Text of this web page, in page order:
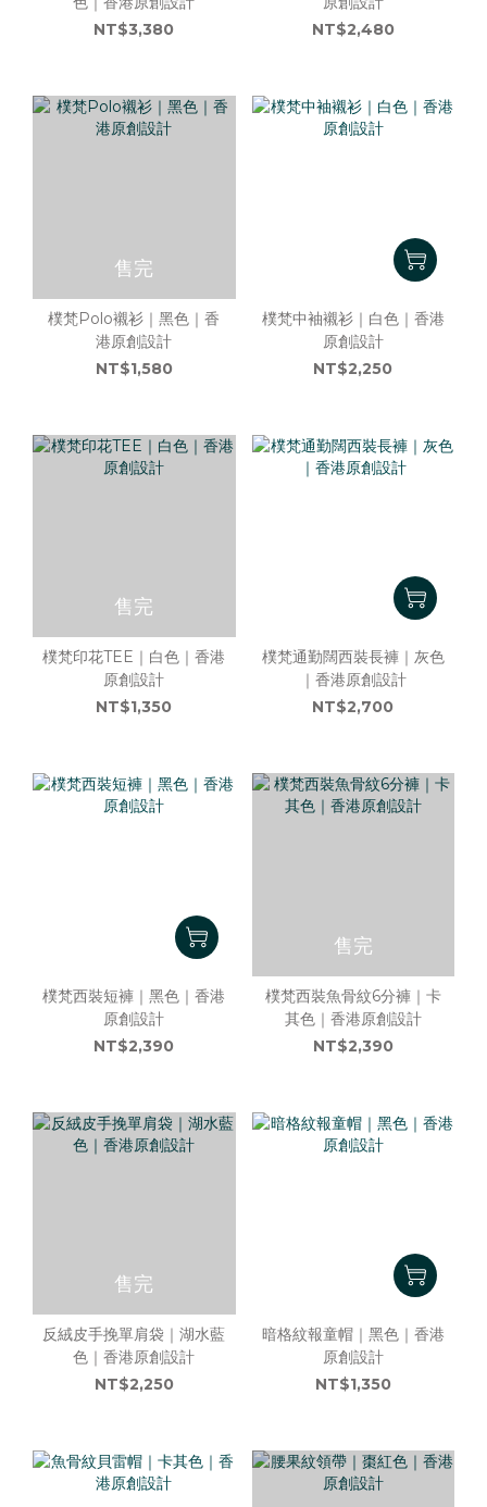
NT$3,380
NT$2,480
售完
樸梵Polo襯衫｜黑色｜香
港原創設計
NT$1,580
樸梵中袖襯衫｜白色｜香港
原創設計
NT$2,250
售完
樸梵印花TEE｜白色｜香港
原創設計
NT$1,350
樸梵通勤闊西裝長褲｜灰色
｜香港原創設計
NT$2,700
樸梵西裝短褲｜黑色｜香港
原創設計
NT$2,390
售完
樸梵西裝魚骨紋6分褲｜卡
其色｜香港原創設計
NT$2,390
售完
反絨皮手挽單肩袋｜湖水藍
色｜香港原創設計
NT$2,250
暗格紋報童帽｜黑色｜香港
原創設計
NT$1,350